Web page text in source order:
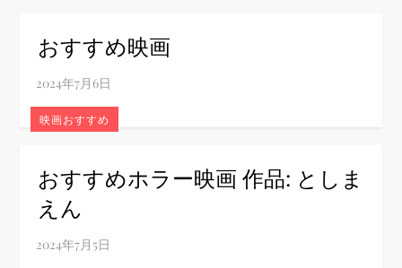
おすすめ映画
映画おすすめ
おすすめホラー映画 作品: としま
えん